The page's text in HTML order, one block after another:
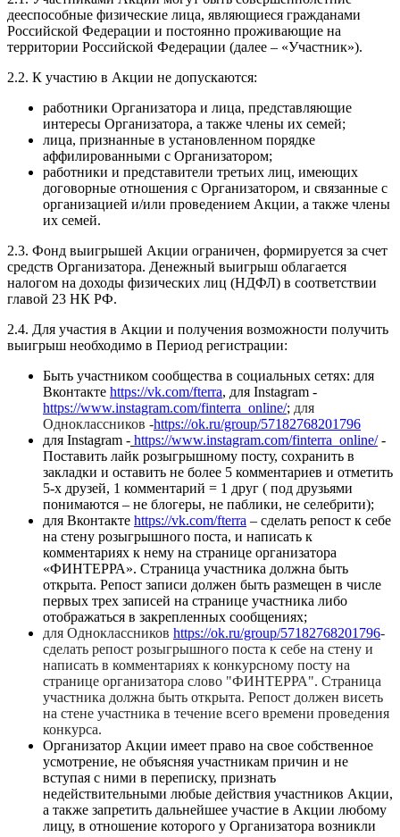
дееспособные физические лица, являющиеся гражданами
Российской Федерации и постоянно проживающие на
территории Российской Федерации (далее – «Участник»).
2.2. К участию в Акции не допускаются:
работники Организатора и лица, представляющие
интересы Организатора, а также члены их семей;
лица, признанные в установленном порядке
аффилированными с Организатором;
работники и представители третьих лиц, имеющих
договорные отношения с Организатором, и связанные с
организацией и/или проведением Акции, а также члены
их семей.
2.3. Фонд выигрышей Акции ограничен, формируется за счет
средств Организатора. Денежный выигрыш облагается
налогом на доходы физических лиц (НДФЛ) в соответствии
главой 23 НК РФ.
2.4. Для участия в Акции и получения возможности получить
выигрыш необходимо в Период регистрации:
Быть участником сообщества в социальных сетях: для
Вконтакте https://vk.com/fterra, для Instagram -
https://www.instagram.com/finterra_online/; для
Одноклассников -https://ok.ru/group/57182768201796
для Instagram - https://www.instagram.com/finterra_online/-
Поставить лайк розыгрышному посту, сохранить в
закладки и оставить не более 5 комментариев и отметить
5-х друзей, 1 комментарий = 1 друг ( под друзьями
понимаются – не блогеры, не паблики, не селебрити);
для Вконтакте https://vk.com/fterra – сделать репост к себе
на стену розыгрышного поста, и написать к
комментариях к нему на странице организатора
«ФИНТЕРРА». Страница участника должна быть
открыта. Репост записи должен быть размещен в числе
первых трех записей на странице участника либо
отображаться в закрепленных сообщениях;
для Одноклассников https://ok.ru/group/57182768201796-
сделать репост розыгрышного поста к себе на стену и
написать в комментариях к конкурсному посту на
странице организатора слово "ФИНТЕРРА". Страница
участника должна быть открыта. Репост должен висеть
на стене участника в течение всего времени проведения
конкурса.
Организатор Акции имеет право на свое собственное
усмотрение, не объясняя участникам причин и не
вступая с ними в переписку, признать
недействительными любые действия участников Акции,
а также запретить дальнейшее участие в Акции любому
лицу, в отношение которого у Организатора возникли